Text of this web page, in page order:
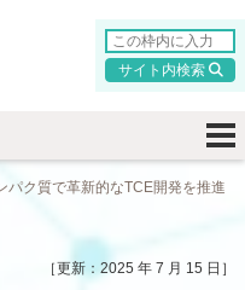
検索
パク質で革新的なTCE開発を推進
2025 年 7 月 15 日